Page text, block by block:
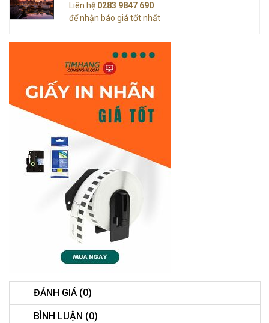
Liên hệ 0283 9847 690
để nhận báo giá tốt nhất
ĐÁNH GIÁ (0)
BÌNH LUẬN (0)